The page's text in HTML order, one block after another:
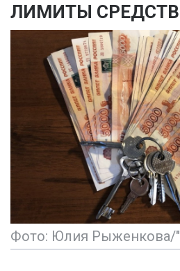
ЛИМИТЫ СРЕДСТВ
Фото: Юлия Рыженкова/